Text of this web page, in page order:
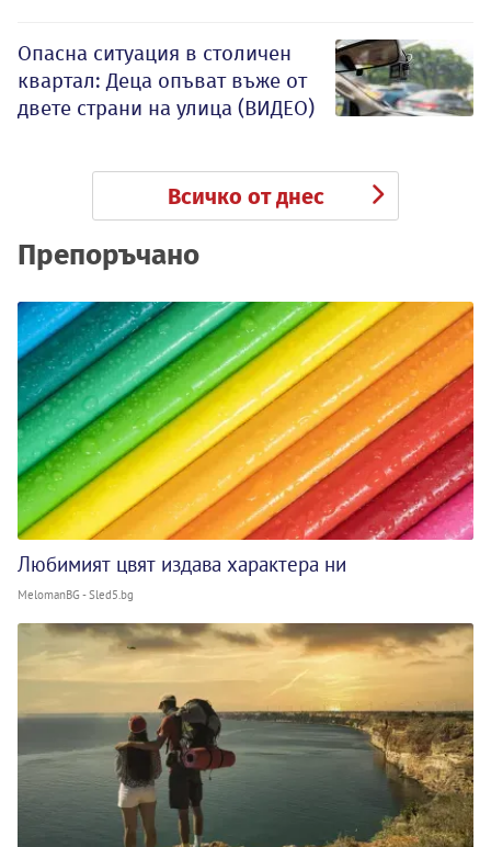
Опасна ситуация в столичен
квартал: Деца опъват въже от
двете страни на улица (ВИДЕО)
Всичко от днес
Препоръчано
Любимият цвят издава характера ни
MelomanBG - Sled5.bg